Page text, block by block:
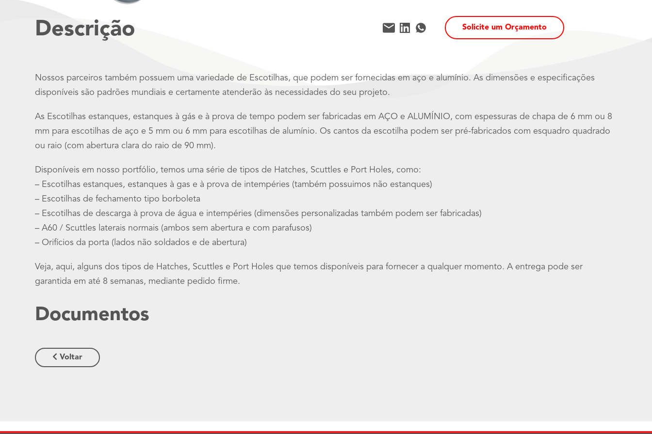
Descrição Solicite um Orçamento
Nossos parceiros também possuem uma variedade de Escotilhas, que podem ser fornecidas em aço e alumínio. As dimensões e especificações
disponíveis são padrões mundiais e certamente atenderão às necessidades do seu projeto.
As Escotilhas estanques, estanques à gás e à prova de tempo podem ser fabricadas em AÇO e ALUMÍNIO, com espessuras de chapa de 6 mm ou 8
mm para escotilhas de aço e 5 mm ou 6 mm para escotilhas de alumínio. Os cantos da escotilha podem ser pré-fabricados com esquadro quadrado
ou raio (com abertura clara do raio de 90 mm).
Disponíveis em nosso portfólio, temos uma série de tipos de Hatches, Scuttles e Port Holes, como:
– Escotilhas estanques, estanques à gas e à prova de intempéries (também possuimos não estanques)
– Escotilhas de fechamento tipo borboleta
– Escotilhas de descarga à prova de água e intempéries (dimensões personalizadas também podem ser fabricadas)
– A60 / Scuttles laterais normais (ambos sem abertura e com parafusos)
– Orifícios da porta (lados não soldados e de abertura)
Veja, aqui, alguns dos tipos de Hatches, Scuttles e Port Holes que temos disponíveis para fornecer a qualquer momento. A entrega pode ser
garantida em até 8 semanas, mediante pedido firme.
Documentos
Voltar